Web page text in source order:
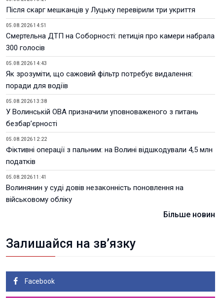
Після скарг мешканців у Луцьку перевірили три укриття
05.08.2026 14:51
Смертельна ДТП на Соборності: петиція про камери набрала
300 голосів
05.08.2026 14:43
Як зрозуміти, що сажовий фільтр потребує видалення:
поради для водіїв
05.08.2026 13:38
У Волинській ОВА призначили уповноваженого з питань
безбар’єрності
05.08.2026 12:22
Фіктивні операції з пальним: на Волині відшкодували 4,5 млн
податків
05.08.2026 11:41
Волинянин у суді довів незаконність поновлення на
військовому обліку
Більше новин
Залишайся на зв’язку
Facebook